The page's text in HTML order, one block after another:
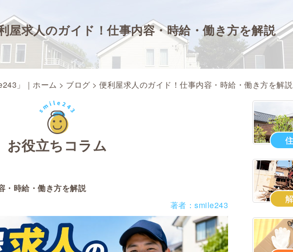
屋求人のガイド！仕事内容・時給・働き方を解説
」｜ホーム > ブログ > 便利屋求人のガイド！仕事内容・時給・働き方を解説
お役立ちコラム
・時給・働き方を解説
著者：smile243